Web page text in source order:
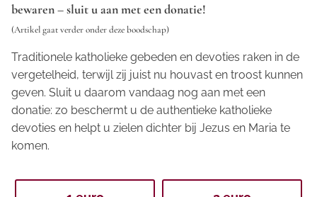
bewaren – sluit u aan met een donatie!
(Artikel gaat verder onder deze boodschap)
Traditionele katholieke gebeden en devoties raken in de
vergetelheid, terwijl zij juist nu houvast en troost kunnen
geven. Sluit u daarom vandaag nog aan met een
donatie: zo beschermt u de authentieke katholieke
devoties en helpt u zielen dichter bij Jezus en Maria te
komen.